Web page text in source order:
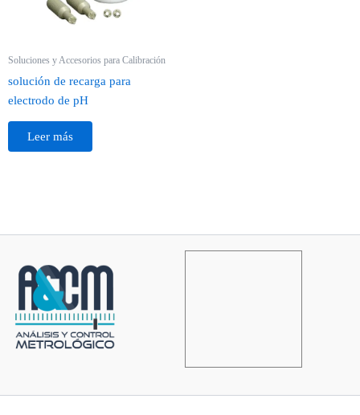
Soluciones y Accesorios para Calibración
solución de recarga para
electrodo de pH
Leer más